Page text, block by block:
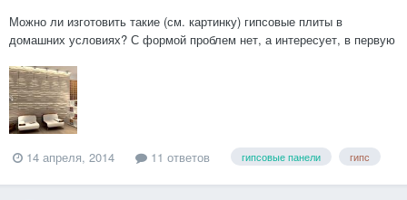
Можно ли изготовить такие (см. картинку) гипсовые плиты в
домашних условиях? С формой проблем нет, а интересует, в первую
туда, помимо гипса? Нужны ли какие-то наполнители? Какие добавки
используются? Есть ли проверенные рецепты...
14 апреля, 2014 11 ответов гипсовые панели гипс